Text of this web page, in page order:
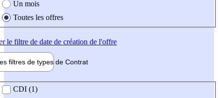
Un mois
Toutes les offres
le filtre de date de création de l'offre
filtres de types de Contrat
contrat
CDI (1)